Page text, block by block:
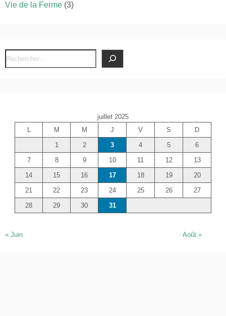
Vie de la Ferme (3)
R
e
juillet 2025
L
M M J V S
D
1
2 3 4 5
6
7
8 9 10 11 12
13
14
15 16 17 18 19
20
21
22 23 24 25 26
27
28
29 30 31
« Juin Août »